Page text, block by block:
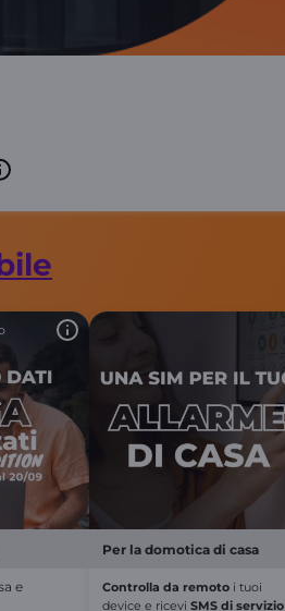
e
Per la domotica di casa
Controlla da remoto i tuoi
device e ricevi SMS di servizio